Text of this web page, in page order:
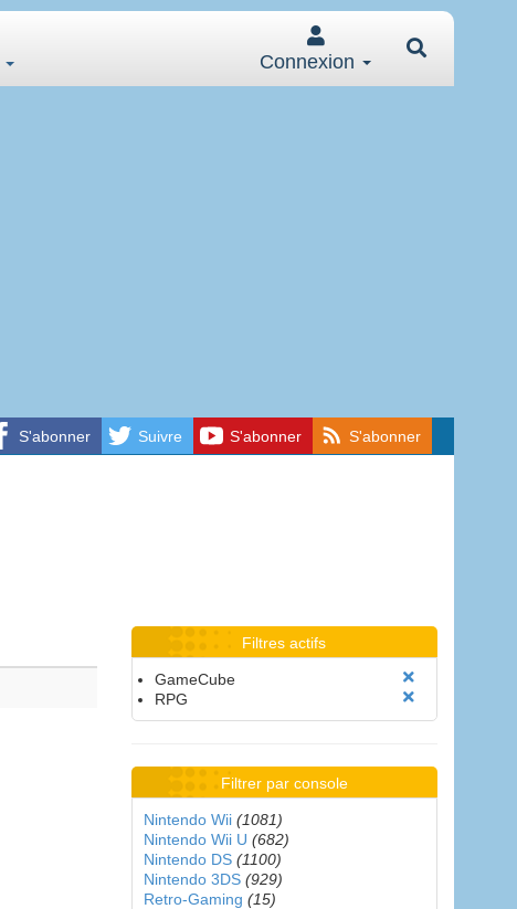
Connexion
S'abonner Suivre S'abonner S'abonner
Filtres actifs
GameCube
RPG
Filtrer par console
Nintendo Wii (1081)
Nintendo Wii U (682)
Nintendo DS (1100)
Nintendo 3DS (929)
Retro-Gaming (15)